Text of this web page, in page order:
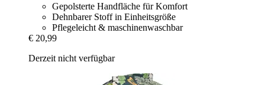
Gepolsterte Handfläche für Komfort
Dehnbarer Stoff in Einheitsgröße
Pflegeleicht & maschinenwaschbar
€ 20,99
Derzeit nicht verfügbar